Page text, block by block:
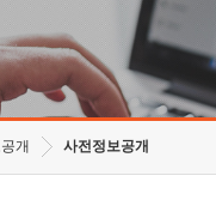
개 사전정보공개